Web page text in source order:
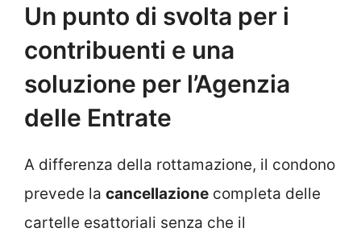
Un punto di svolta per i
contribuenti e una
soluzione per l’Agenzia
delle Entrate
A differenza della rottamazione, il condono
prevede la cancellazione completa delle
cartelle esattoriali senza che il